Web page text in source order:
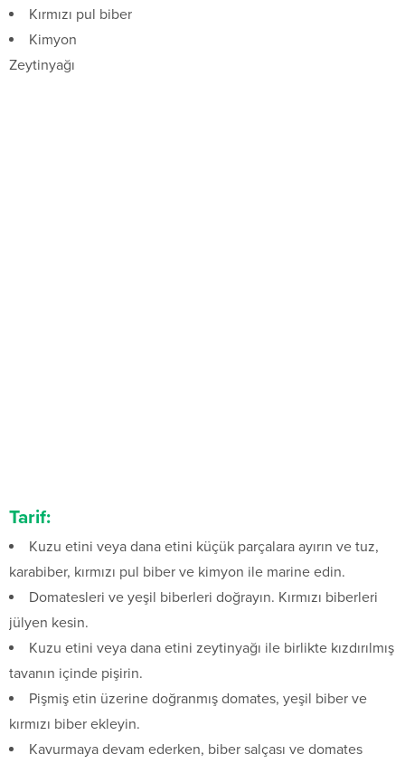
Kırmızı pul biber
Kimyon
Zeytinyağı
Tarif:
Kuzu etini veya dana etini küçük parçalara ayırın ve tuz,
karabiber, kırmızı pul biber ve kimyon ile marine edin.
Domatesleri ve yeşil biberleri doğrayın. Kırmızı biberleri
jülyen kesin.
Kuzu etini veya dana etini zeytinyağı ile birlikte kızdırılmış
tavanın içinde pişirin.
Pişmiş etin üzerine doğranmış domates, yeşil biber ve
kırmızı biber ekleyin.
Kavurmaya devam ederken, biber salçası ve domates